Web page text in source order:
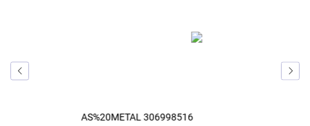
AS%20METAL 306998516